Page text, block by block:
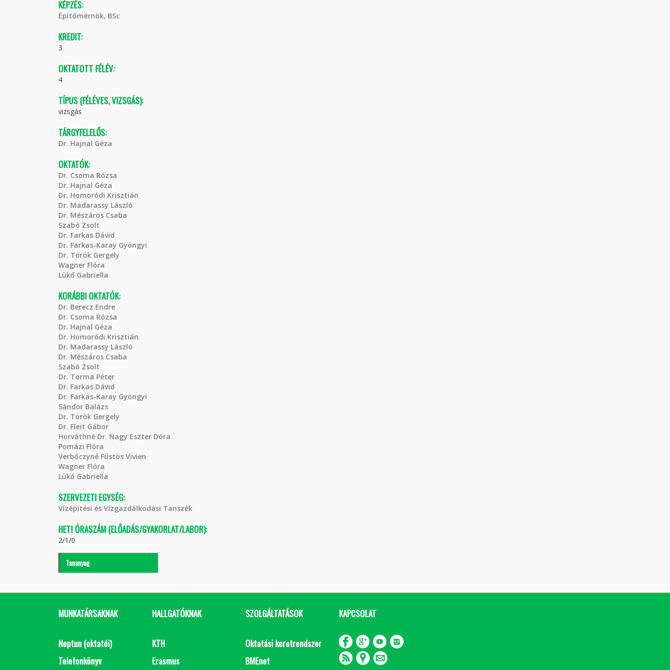
KÉPZÉS:
Építőmérnök, BSc
KREDIT:
3
OKTATOTT FÉLÉV:
4
TÍPUS (FÉLÉVES, VIZSGÁS):
vizsgás
TÁRGYFELELŐS:
Dr. Hajnal Géza
OKTATÓK:
Dr. Csoma Rózsa
Dr. Hajnal Géza
Dr. Homoródi Krisztián
Dr. Madarassy László
Dr. Mészáros Csaba
Szabó Zsolt
Dr. Farkas Dávid
Dr. Farkas-Karay Gyöngyi
Dr. Török Gergely
Wagner Flóra
Lükő Gabriella
KORÁBBI OKTATÓK:
Dr. Berecz Endre
Dr. Csoma Rózsa
Dr. Hajnal Géza
Dr. Homoródi Krisztián
Dr. Madarassy László
Dr. Mészáros Csaba
Szabó Zsolt
Dr. Torma Péter
Dr. Farkas Dávid
Dr. Farkas-Karay Gyöngyi
Sándor Balázs
Dr. Török Gergely
Dr. Fleit Gábor
Horváthné Dr. Nagy Eszter Dóra
Pomázi Flóra
Verbőczyné Füstös Vivien
Wagner Flóra
Lükő Gabriella
SZERVEZETI EGYSÉG:
Vízépítési és Vízgazdálkodási Tanszék
HETI ÓRASZÁM (ELŐADÁS/GYAKORLAT/LABOR):
2/1/0
Tananyag
MUNKATÁRSAKNAK
Neptun (oktatói)
Telefonkönyv
HALLGATÓKNAK
KTH
Erasmus
SZOLGÁLTATÁSOK
Oktatási keretrendszer
BMEnet
KAPCSOLAT